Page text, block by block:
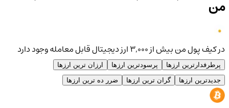
من
در کیف پول من بیش از ۳,۰۰۰ ارز دیجیتال قابل معامله وجود دارد
پرطرفدارترین ارزها پرسودترین ارزها
ارزان ترین ارزها
جدیدترین ارزها
گران ترین ارزها ضرر ده ترین ارزها